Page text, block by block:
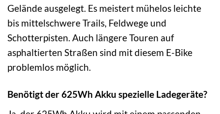
Gelände ausgelegt. Es meistert mühelos leichte
bis mittelschwere Trails, Feldwege und
Schotterpisten. Auch längere Touren auf
asphaltierten Straßen sind mit diesem E-Bike
problemlos möglich.
Benötigt der 625Wh Akku spezielle Ladegeräte?